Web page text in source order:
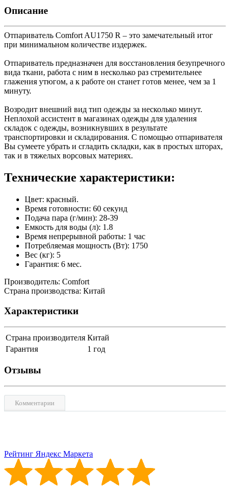
Описание
Отпариватель Comfort AU1750 R – это замечательный итог
при минимальном количестве издержек.
Отпариватель предназначен для восстановления безупречного
вида ткани, работа с ним в несколько раз стремительнее
глажения утюгом, а к работе он станет готов менее, чем за 1
минуту.
Возродит внешний вид тип одежды за несколько минут.
Неплохой ассистент в магазинах одежды для удаления
складок с одежды, возникнувших в результате
транспортировки и складирования. С помощью отпаривателя
Вы сумеете убрать и сгладить складки, как в простых шторах,
так и в тяжелых ворсовых материях.
Технические характеристики:
Цвет: красный.
Время готовности: 60 секунд
Подача пара (г/мин): 28-39
Емкость для воды (л): 1.8
Время непрерывной работы: 1 час
Потребляемая мощность (Вт): 1750
Вес (кг): 5
Гарантия: 6 мес.
Производитель: Comfort
Страна производства: Китай
Характеристики
Страна производителя Китай
Гарантия
1 год
Отзывы
Комментарии
Рейтинг Яндекс Маркета